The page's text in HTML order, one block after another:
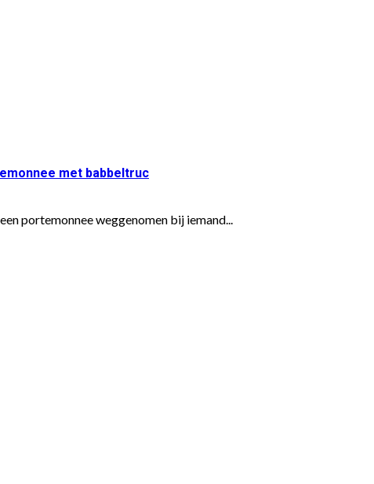
met babbeltruc
portemonnee weggenomen bij iemand...